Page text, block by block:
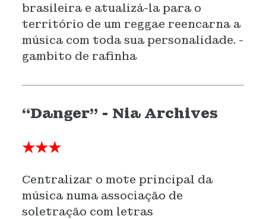
brasileira e atualizá-la para o
território de um reggae reencarna a
música com toda sua personalidade. -
gambito de rafinha
“Danger” - Nia Archives
★★★
Centralizar o mote principal da
música numa associação de
soletração com letras